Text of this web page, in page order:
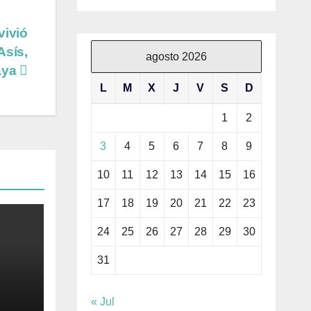
agosto 2026
L M X J V S D
1 2
3 4 5 6 7 8 9
10 11 12 13 14 15 16
17 18 19 20 21 22 23
24 25 26 27 28 29 30
31
« Jul